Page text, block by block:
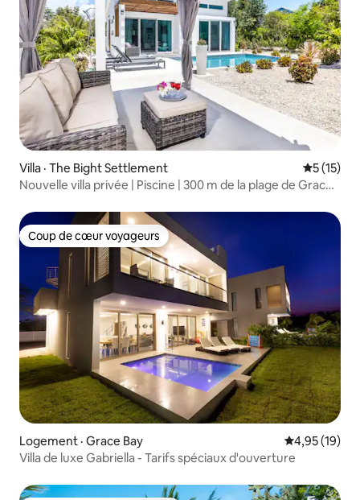
Villa · The Bight Settlement Note
5 (15)
Nouvelle villa privée | Piscine | 300 m de la plage de Grace
Coup de cœur voyageurs
Coup de cœur voyageurs
Logement · Grace Bay Note
4,95 (19)
Villa de luxe Gabriella - Tarifs spéciaux d'ouverture